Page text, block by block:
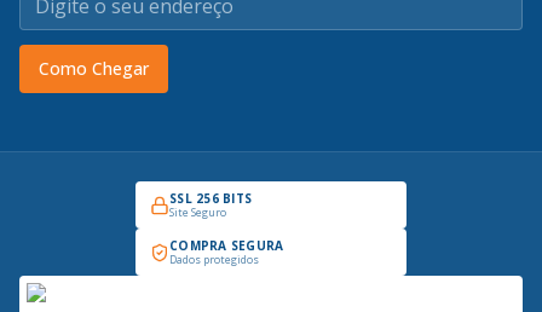
Como Chegar
SSL 256 BITS
Site Seguro
COMPRA SEGURA
Dados protegidos